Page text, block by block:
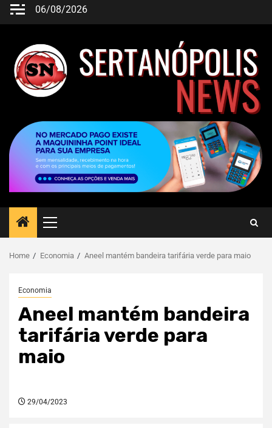
06/08/2026
Home Economia Aneel mantém bandeira tarifária verde para maio
Economia
Aneel mantém bandeira
tarifária verde para
maio
29/04/2023